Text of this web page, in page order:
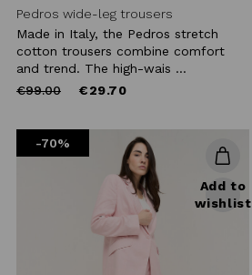
Pedros wide-leg trousers
Made in Italy, the Pedros stretch
cotton trousers combine comfort
and trend. The high-wais ...
Price
€99.00to €29.70
-70%
Add to
wishlist